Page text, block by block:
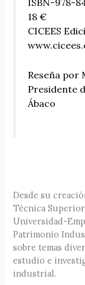
ISBN-978-
18 €
CICEES
Reseña por
Presidente
Ábaco
Desde su
Técnica
Universidad-
Patrimonio
sobre temas
estudio e
industrial.